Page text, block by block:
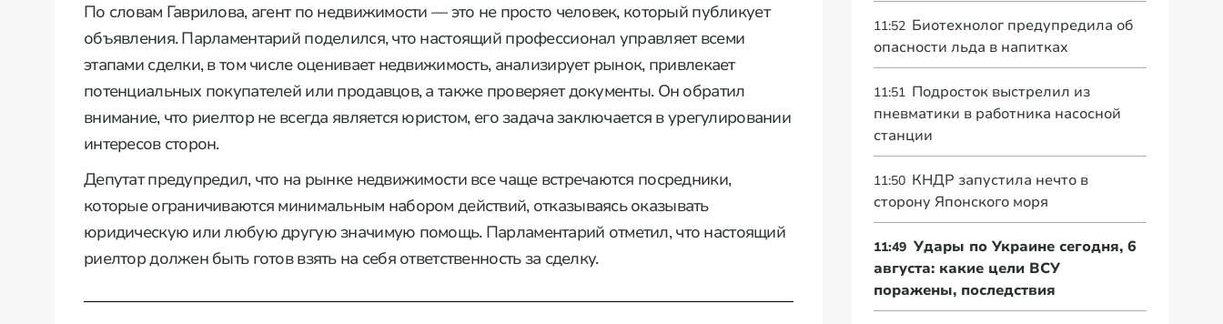
По словам Гаврилова, агент по недвижимости — это не просто человек, который публикует
объявления. Парламентарий поделился, что настоящий профессионал управляет всеми
этапами сделки, в том числе оценивает недвижимость, анализирует рынок, привлекает
потенциальных покупателей или продавцов, а также проверяет документы. Он обратил
внимание, что риелтор не всегда является юристом, его задача заключается в урегулировании
интересов сторон.
Депутат предупредил, что на рынке недвижимости все чаще встречаются посредники,
которые ограничиваются минимальным набором действий, отказываясь оказывать
юридическую или любую другую значимую помощь. Парламентарий отметил, что настоящий
риелтор должен быть готов взять на себя ответственность за сделку.
11:52 Биотехнолог предупредила об
опасности льда в напитках
11:51 Подросток выстрелил из
пневматики в работника насосной
станции
11:50 КНДР запустила нечто в
сторону Японского моря
11:49 Удары по Украине сегодня, 6
августа: какие цели ВСУ
поражены, последствия